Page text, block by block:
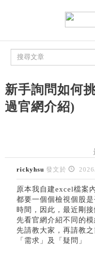
新手詢問如何
過官網介紹)
rickyhsu 發文於
原本我自建excel檔案
都要一個個檢視個股
時間，因此，最近剛
先看官網介紹不同的
先請教大家， 再請教之
「需求」及「疑問」